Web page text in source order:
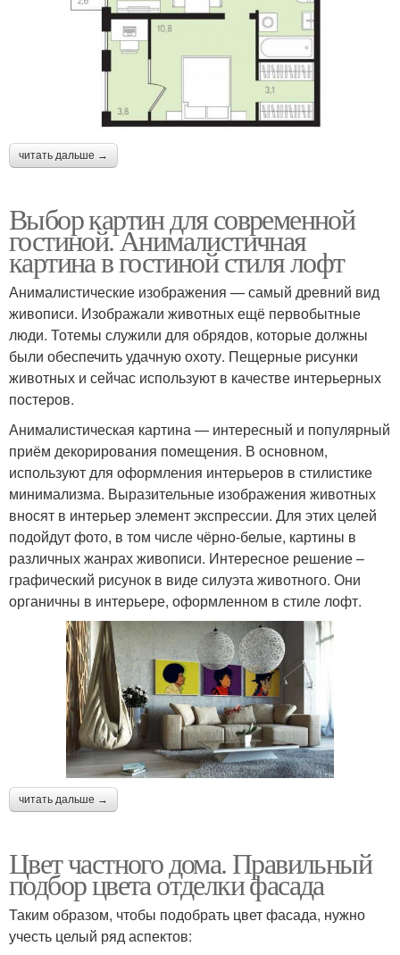
читать дальше →
Выбор картин для современной
гостиной. Анималистичная
картина в гостиной стиля лофт
Анималистические изображения — самый древний вид
живописи. Изображали животных ещё первобытные
люди. Тотемы служили для обрядов, которые должны
были обеспечить удачную охоту. Пещерные рисунки
животных и сейчас используют в качестве интерьерных
постеров.
Анималистическая картина — интересный и популярный
приём декорирования помещения. В основном,
используют для оформления интерьеров в стилистике
минимализма. Выразительные изображения животных
вносят в интерьер элемент экспрессии. Для этих целей
подойдут фото, в том числе чёрно-белые, картины в
различных жанрах живописи. Интересное решение –
графический рисунок в виде силуэта животного. Они
органичны в интерьере, оформленном в стиле лофт.
читать дальше →
Цвет частного дома. Правильный
подбор цвета отделки фасада
Таким образом, чтобы подобрать цвет фасада, нужно
учесть целый ряд аспектов: